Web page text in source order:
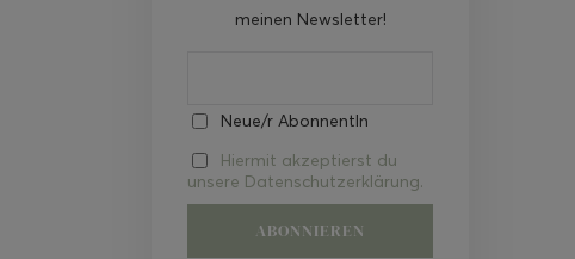
meinen Newsletter!
Neue/r AbonnentIn
Hiermit akzeptierst du
unsere Datenschutzerklärung.